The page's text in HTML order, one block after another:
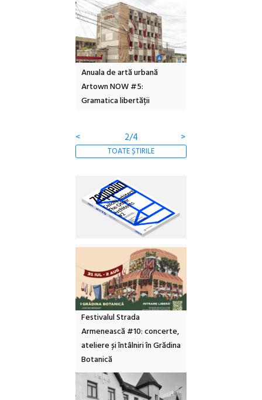
Anuala de artă urbană
Artown NOW #5:
Gramatica libertății
< 2/4 >
TOATE ȘTIRILE
Festivalul Strada
Armenească #10: concerte,
ateliere și întâlniri în Grădina
Botanică